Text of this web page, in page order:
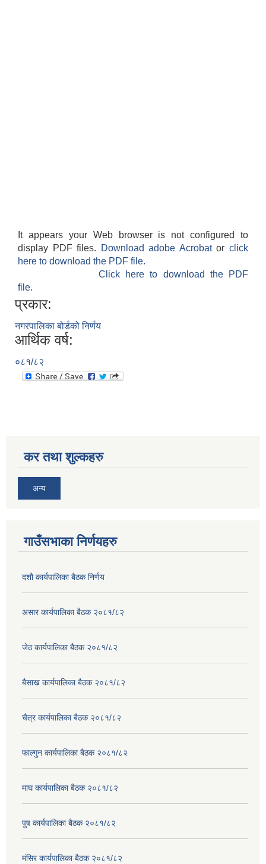
It appears your Web browser is not configured to
display PDF files.
Download adobe Acrobatorclick
here to download the PDF file.
Click here to download the PDF
file.
प्रकार:
नगरपालिका बोर्डको निर्णय
आर्थिक वर्ष:
०८१/८२
कर तथा शुल्कहरु
अन्य
गाउँसभाका निर्णयहरु
दशौ कार्यपालिका बैठक निर्णय
असार कार्यपालिका बैठक २०८१/८२
जेठ कार्यपालिका बैठक २०८१/८२
बैसाख कार्यपालिका बैठक २०८१/८२
चैत्र कार्यपालिका बैठक २०८१/८२
फाल्गुन कार्यपालिका बैठक २०८१/८२
माघ कार्यपालिका बैठक २०८१/८२
पुष कार्यपालिका बैठक २०८१/८२
मंसिर कार्यपालिका बैठक २०८१/८२